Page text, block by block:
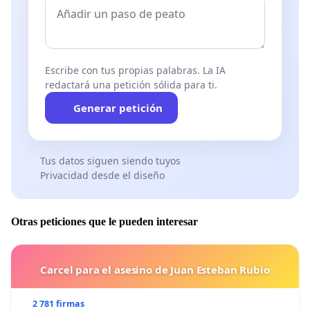
Escribe con tus propias palabras. La IA
redactará una petición sólida para ti.
Generar petición
Tus datos siguen siendo tuyos
Privacidad desde el diseño
Otras peticiones que le pueden interesar
Carcel para el asesino de Juan Esteban Rubio
2 781 firmas